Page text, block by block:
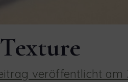
veröffentlicht am